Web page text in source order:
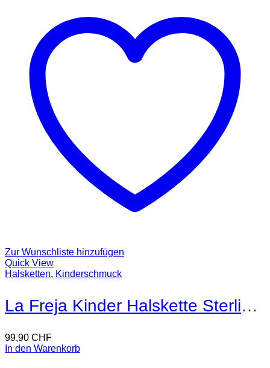
Zur Wunschliste hinzufügen
Quick View
Halsketten, Kinderschmuck
La Freja Kinder Halskette Sterling Silber
99,90 CHF
In den Warenkorb